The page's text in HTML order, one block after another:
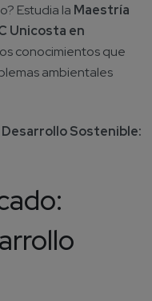
Estudia la Maestría
Unicosta en
conocimientos que
ambientales
Sostenible: